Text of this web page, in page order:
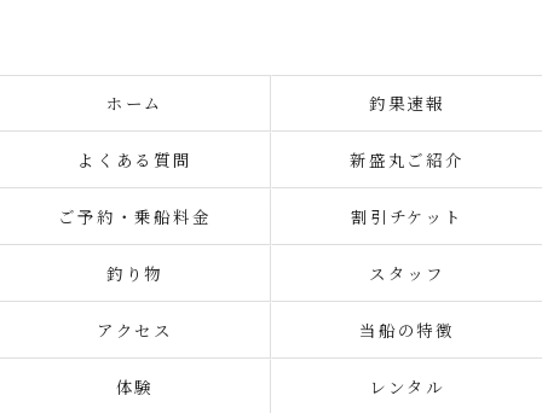
ホーム 釣果速報
よくある質問 新盛丸ご紹介
ご予約・乗船料金 割引チケット
釣り物 スタッフ
アクセス 当船の特徴
体験 レンタル